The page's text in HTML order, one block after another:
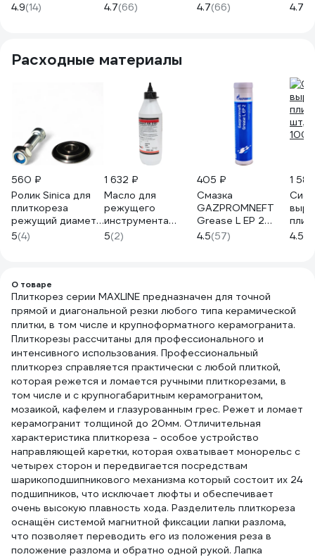
4.9(14)
Laser Gigant
Professional PTC-
4.7(66)
Gigant
Professional PTC-
4.7(66)
4.7
Расходные материалы
560 ₽
Ролик Sinica для
плиткореза
режущий диаметр
22х5мм, YG6 PRO
100184
5(4)
1 632 ₽
Масло для
режущего
инструмента
RusBond
А8.030.250
5(2)
405 ₽
Смазка
GAZPROMNEFT
Grease L EP 2
400g 254110024
4.5(57)
1
шт,
4.5
О товаре
Плиткорез серии MAXLINE предназначен для точной
прямой и диагональной резки любого типа керамической
плитки, в том числе и крупноформатного керамогранита.
Плиткорезы рассчитаны для профессионального и
интенсивного использования. Профессиональный
плиткорез справляется практически с любой плиткой,
которая режется и ломается ручными плиткорезами, в
том числе и с крупногабаритным керамогранитом,
мозаикой, кафелем и глазурованным грес. Режет и ломает
керамогранит толщиной до 20мм. Отличительная
характеристика плиткореза - особое устройство
направляющей каретки, которая охватывает монорельс с
четырех сторон и передвигается посредствам
шарикоподшипникового механизма который состоит их 24
подшипников, что исключает люфты и обеспечивает
очень высокую плавность хода. Разделитель плиткореза
оснащён системой магнитной фиксации лапки разлома,
что позволяет переводить его из положения реза в
положение разлома и обратно одной рукой. Лапка